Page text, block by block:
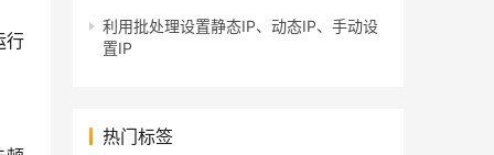
行
利用批处理设置静态IP、动态IP、手动设
置IP
热门标签